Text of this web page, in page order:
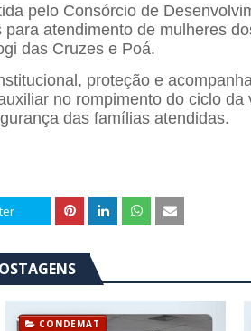
pelo Consórcio de
para atendimento de mulheres
das Cruzes e Poá.
proteção e
no rompimento do ciclo da
das famílias atendidas.
CONDEMAT